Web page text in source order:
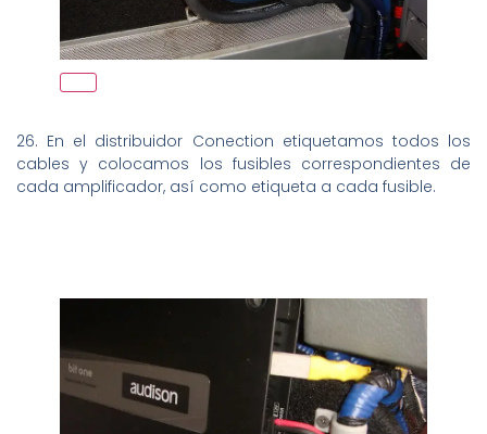
26. En el distribuidor Conection etiquetamos todos los
cables y colocamos los fusibles correspondientes de
cada amplificador, así como etiqueta a cada fusible.